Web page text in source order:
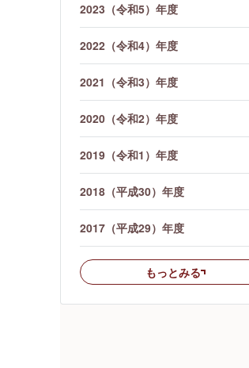
2023（令和5）年度
2022（令和4）年度
2021（令和3）年度
2020（令和2）年度
2019（令和1）年度
2018（平成30）年度
2017（平成29）年度
もっとみる